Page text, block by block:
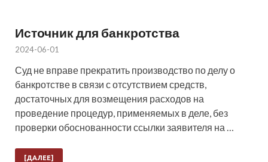
Источник для банкротства
2024-06-01
Суд не вправе прекратить производство по делу о
банкротстве в связи с отсутствием средств,
достаточных для возмещения расходов на
проведение процедур, применяемых в деле, без
проверки обоснованности ссылки заявителя на …
[ДАЛЕЕ]